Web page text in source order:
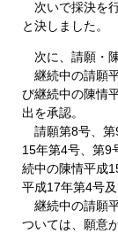
次いで採決を
と決しました。
次に、請願・
継続中の請願
び継続中の陳情
出を承認。
請願第8号、第
15年第4号、第9
続中の陳情平成
平成17年第4号
継続中の請願
ついては、願意